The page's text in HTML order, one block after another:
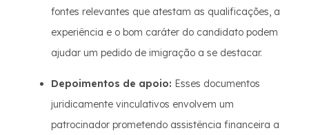
fontes relevantes que atestam as qualificações, a
experiência e o bom caráter do candidato podem
ajudar um pedido de imigração a se destacar.
Depoimentos de apoio: Esses documentos
juridicamente vinculativos envolvem um
patrocinador prometendo assistência financeira a